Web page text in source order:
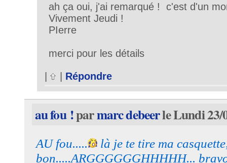
ah ça oui, j'ai remarqué ! c'est d'un
Vivement Jeudi !
PIerre
merci pour les détails
| Répondre
au fou !parmarc debeerle Lundi 23/
AU fou.....
là je te tire ma
bon.....ARGGGGGGHHHHH...